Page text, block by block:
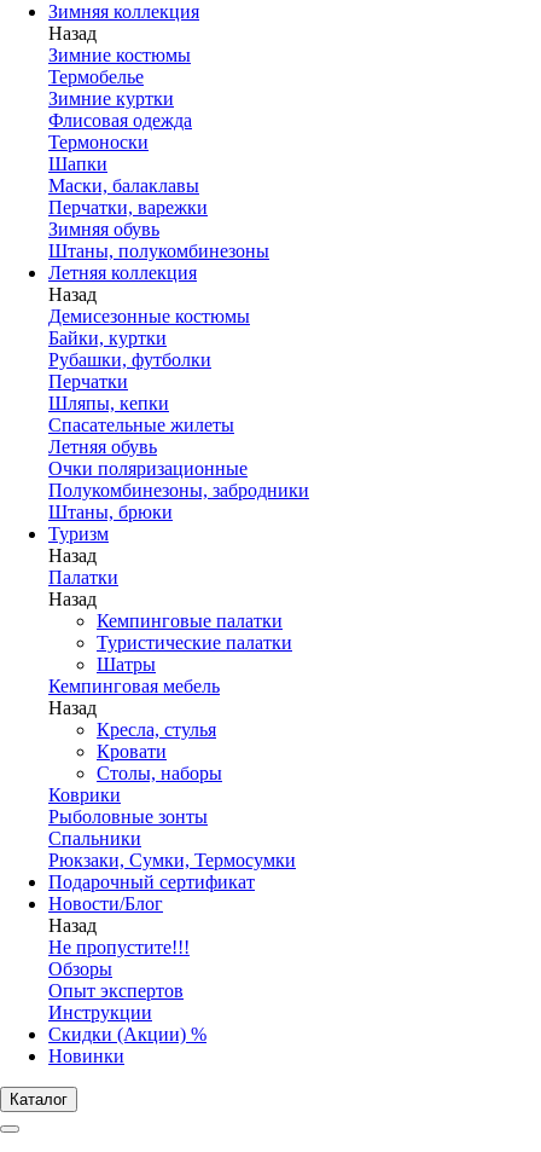
Зимняя коллекция
Назад
Зимние костюмы
Термобелье
Зимние куртки
Флисовая одежда
Термоноски
Шапки
Маски, балаклавы
Перчатки, варежки
Зимняя обувь
Штаны, полукомбинезоны
Летняя коллекция
Назад
Демисезонные костюмы
Байки, куртки
Рубашки, футболки
Перчатки
Шляпы, кепки
Спасательные жилеты
Летняя обувь
Очки поляризационные
Полукомбинезоны, забродники
Штаны, брюки
Туризм
Назад
Палатки
Назад
Кемпинговые палатки
Туристические палатки
Шатры
Кемпинговая мебель
Назад
Кресла, стулья
Кровати
Столы, наборы
Коврики
Рыболовные зонты
Спальники
Рюкзаки, Сумки, Термосумки
Подарочный сертификат
Новости/Блог
Назад
Не пропустите!!!
Обзоры
Опыт экспертов
Инструкции
Скидки (Акции) %
Новинки
Каталог